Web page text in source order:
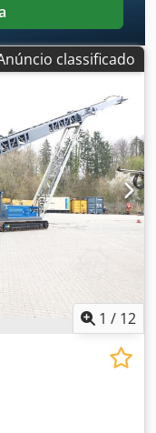
classificado
1 / 12